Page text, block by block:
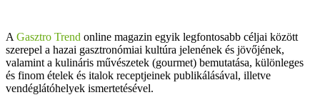
A Gasztro Trend online magazin egyik legfontosabb céljai között
szerepel a hazai gasztronómiai kultúra jelenének és jövőjének,
valamint a kulináris művészetek (gourmet) bemutatása, különleges
és finom ételek és italok receptjeinek publikálásával, illetve
vendéglátóhelyek ismertetésével.